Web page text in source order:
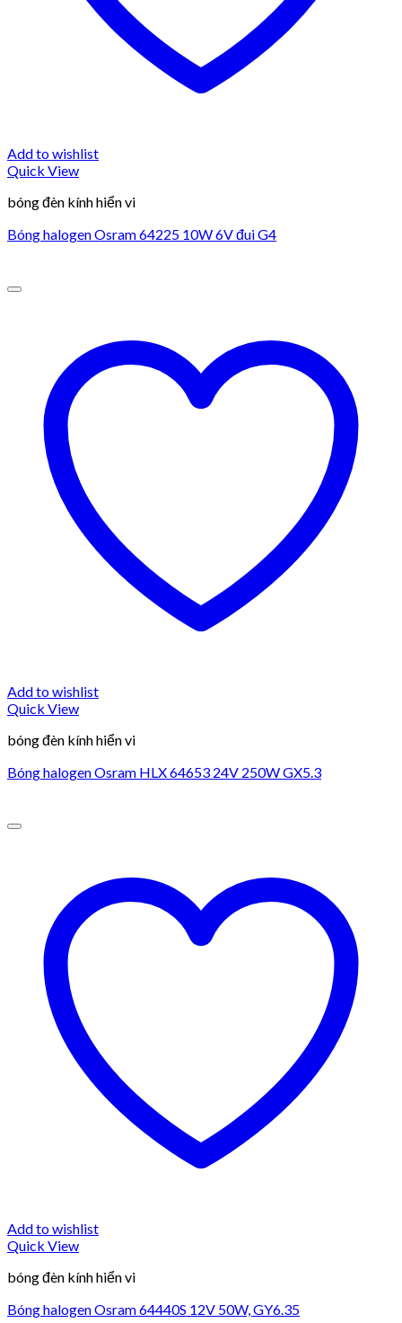
Add to wishlist
Quick View
bóng đèn kính hiển vi
Bóng halogen Osram 64225 10W 6V đui G4
Add to wishlist
Quick View
bóng đèn kính hiển vi
Bóng halogen Osram HLX 64653 24V 250W GX5.3
Add to wishlist
Quick View
bóng đèn kính hiển vi
Bóng halogen Osram 64440S 12V 50W, GY6.35